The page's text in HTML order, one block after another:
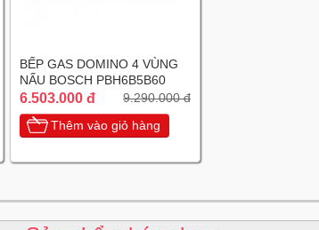
BẾP GAS DOMINO 4 VÙNG
NẤU BOSCH PBH6B5B60
6.503.000 đ 9.290.000 đ
Thêm vào giỏ hàng